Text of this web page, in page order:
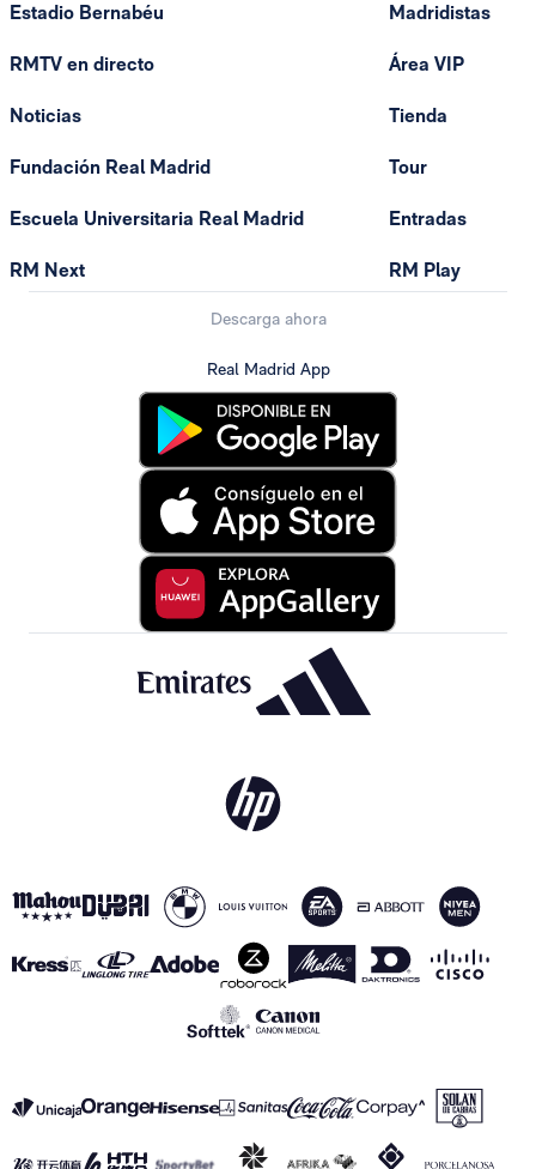
Estadio Bernabéu
RMTV en directo
Noticias
Fundación Real Madrid
Escuela Universitaria Real Madrid
RM Next
Madridistas
Área VIP
Tienda
Tour
Entradas
RM Play
Descarga ahora
Real Madrid App